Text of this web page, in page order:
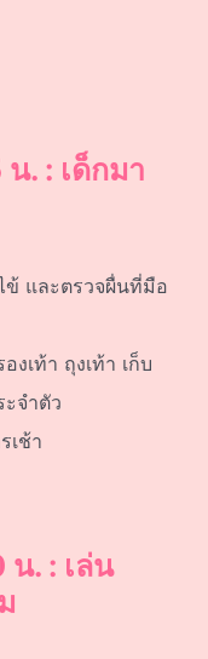
. : เด็กมา
ข้ และตรวจผื่นที่มือ
งเท้า ถุงเท้า เก็บ
จำตัว
เช้า
. : เล่น